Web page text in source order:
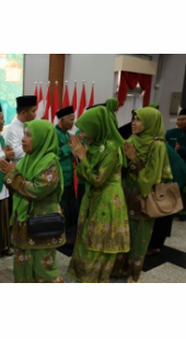
untuk
UMKM
dan
Komunitas
Kreatif